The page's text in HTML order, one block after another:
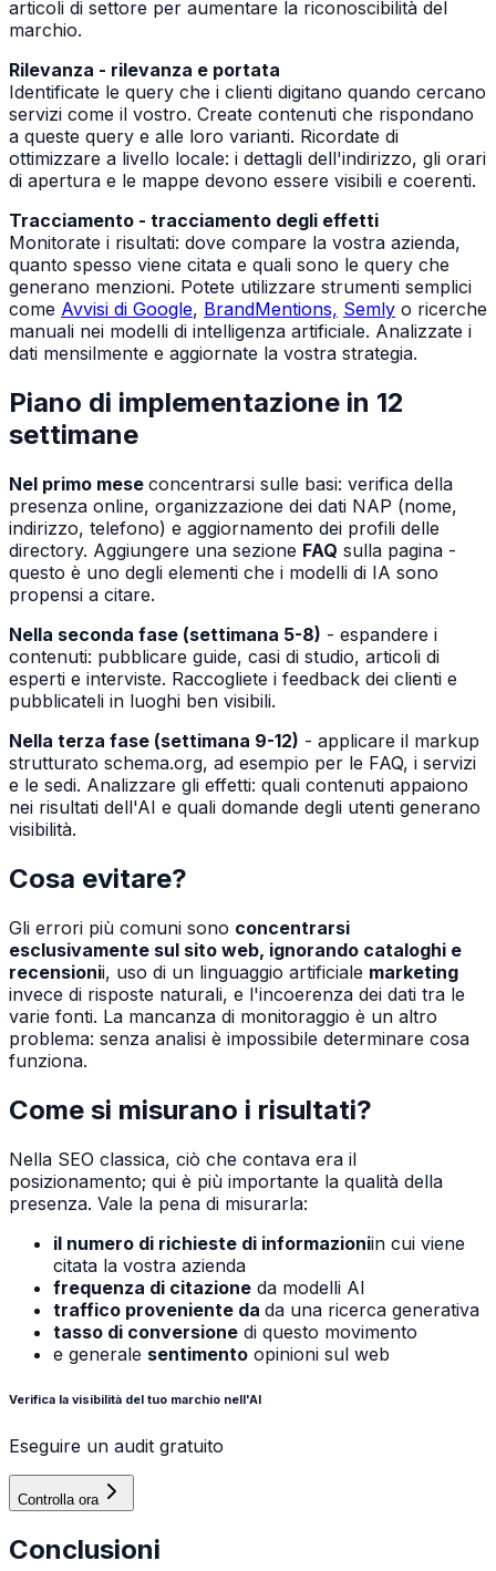
articoli di settore per aumentare la riconoscibilità del
marchio.
Rilevanza - rilevanza e portata
Identificate le query che i clienti digitano quando cercano
servizi come il vostro. Create contenuti che rispondano
a queste query e alle loro varianti. Ricordate di
ottimizzare a livello locale: i dettagli dell'indirizzo, gli orari
di apertura e le mappe devono essere visibili e coerenti.
Tracciamento - tracciamento degli effetti
Monitorate i risultati: dove compare la vostra azienda,
quanto spesso viene citata e quali sono le query che
generano menzioni. Potete utilizzare strumenti semplici
come Avvisi di Google, BrandMentions, Semly o ricerche
manuali nei modelli di intelligenza artificiale. Analizzate i
dati mensilmente e aggiornate la vostra strategia.
Piano di implementazione in 12
settimane
Nel primo mese concentrarsi sulle basi: verifica della
presenza online, organizzazione dei dati NAP (nome,
indirizzo, telefono) e aggiornamento dei profili delle
directory. Aggiungere una sezione FAQ sulla pagina -
questo è uno degli elementi che i modelli di IA sono
propensi a citare.
Nella seconda fase (settimana 5-8) - espandere i
contenuti: pubblicare guide, casi di studio, articoli di
esperti e interviste. Raccogliete i feedback dei clienti e
pubblicateli in luoghi ben visibili.
Nella terza fase (settimana 9-12) - applicare il markup
strutturato schema.org, ad esempio per le FAQ, i servizi
e le sedi. Analizzare gli effetti: quali contenuti appaiono
nei risultati dell'AI e quali domande degli utenti generano
visibilità.
Cosa evitare?
Gli errori più comuni sono concentrarsi
esclusivamente sul sito web, ignorando cataloghi e
recensionii, uso di un linguaggio artificiale marketing
invece di risposte naturali, e l'incoerenza dei dati tra le
varie fonti. La mancanza di monitoraggio è un altro
problema: senza analisi è impossibile determinare cosa
funziona.
Come si misurano i risultati?
Nella SEO classica, ciò che contava era il
posizionamento; qui è più importante la qualità della
presenza. Vale la pena di misurarla:
il numero di richieste di informazioniin cui viene
citata la vostra azienda
frequenza di citazione da modelli AI
traffico proveniente da da una ricerca generativa
tasso di conversione di questo movimento
e generale sentimento opinioni sul web
Verifica la visibilità del tuo marchio nell'AI
Eseguire un audit gratuito
Controlla ora
Conclusioni